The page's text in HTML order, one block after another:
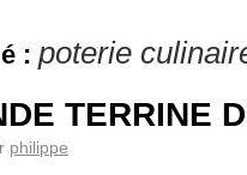
: poterie
TERRINE
philippe